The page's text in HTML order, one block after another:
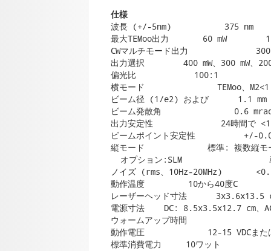
仕様
波長 (+/-5nm)           375 nm
最大TEMoo出力       60 mW
CWマルチモード出力	      300 mW       300 mW        1 W          4 W
出力選択        400 mW、300 mW、200
偏光比            100:1
横モード               TEMoo、M2<1.2
ビーム径 (1/e2) および      1.1 mm
ビーム発散角               0.6
出力安定性              24時間で <1
ビームポイント安定性          +/-
縦モード             標準: 複数縦モ
オプション:SLM
ノイズ (rms、10Hz-20MHz)
動作温度         10から40度C
レーザーヘッド寸法      3x3.6x13.5
電源寸法    DC: 8.5x3.5x12.7 cm、
ウォームアップ時間
動作電圧             12-15 VDCまた
標準消費電力     10ワット